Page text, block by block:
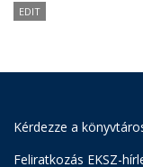
EDIT
Kérdezze a
Feliratkozás EKSZ-